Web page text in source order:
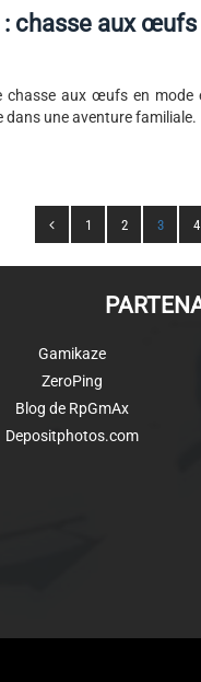
: chasse aux
chasse aux œufs en mode
dans une aventure familiale.
1 2 3 4
Gamikaze
ZeroPing
Blog de RpGmAx
Depositphotos.com